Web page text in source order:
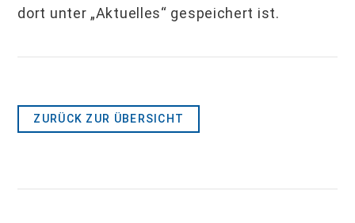
dort unter „Aktuelles“ gespeichert ist.
ZURÜCK ZUR ÜBERSICHT